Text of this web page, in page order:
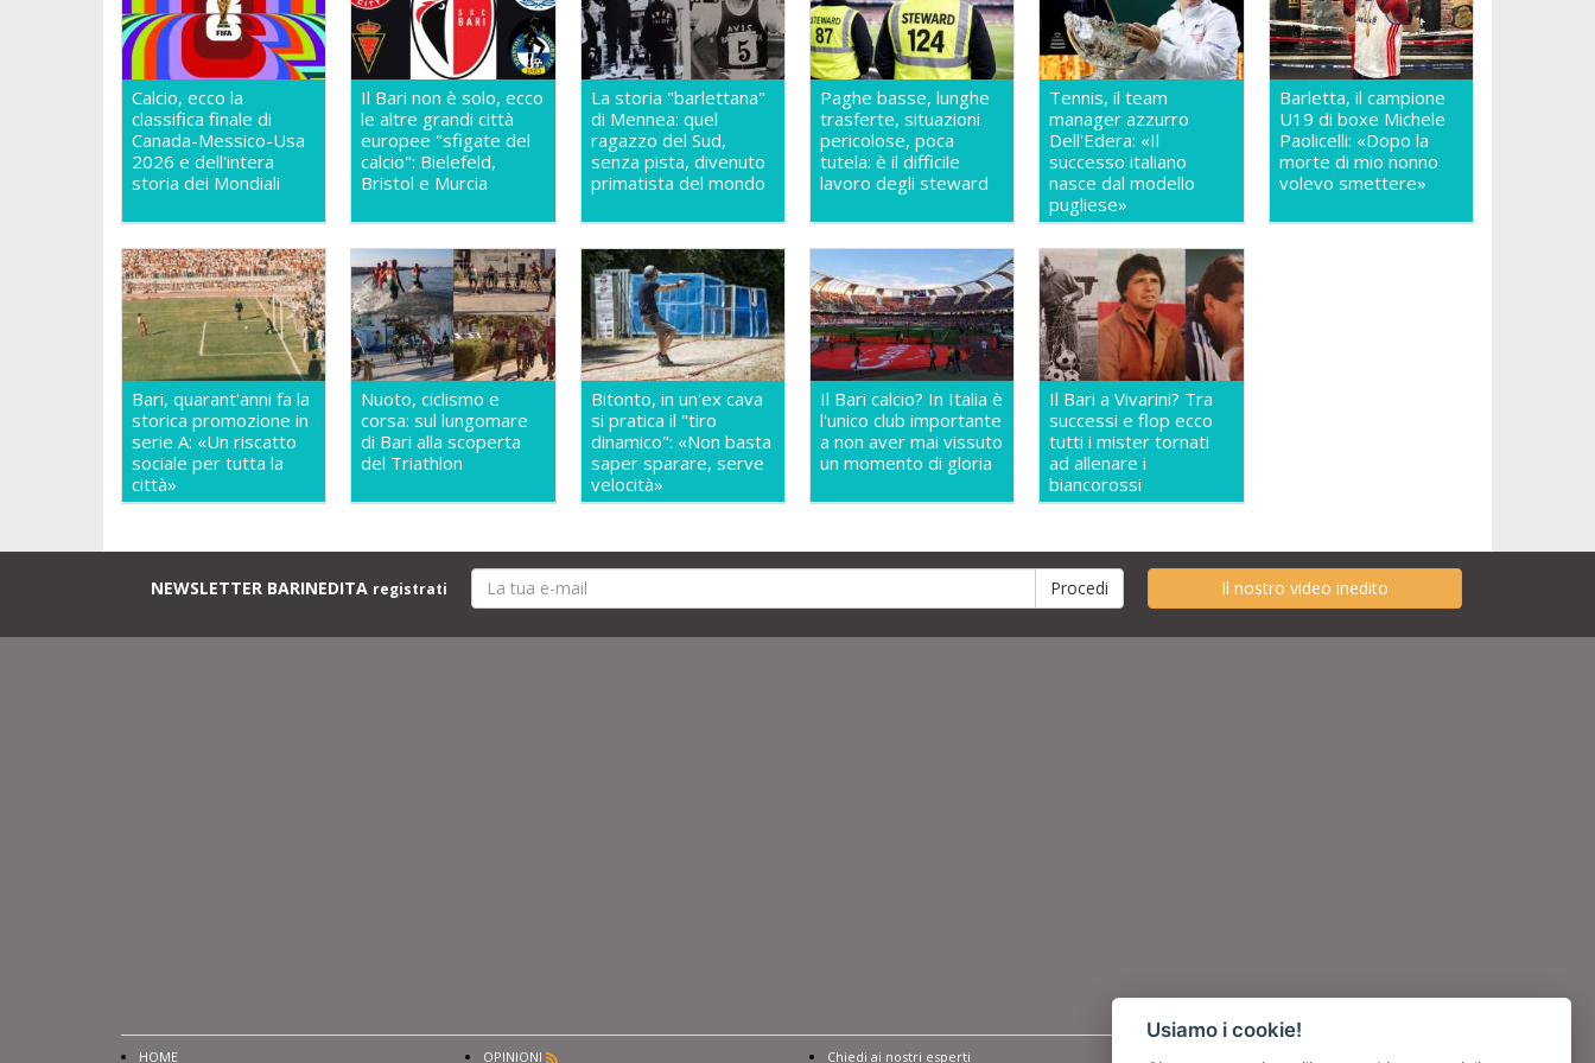
Calcio, ecco la
classifica finale di
Canada-Messico-Usa
2026 e dell'intera
storia dei Mondiali
Il Bari non è solo, ecco
le altre grandi città
europee "sfigate del
calcio": Bielefeld,
Bristol e Murcia
La storia "barlettana"
di Mennea: quel
ragazzo del Sud,
senza pista, divenuto
primatista del mondo
Paghe basse, lunghe
trasferte, situazioni
pericolose, poca
tutela: è il difficile
lavoro degli steward
Tennis, il team
manager azzurro
Dell'Edera: «Il
successo italiano
nasce dal modello
pugliese»
Barletta, il campione
U19 di boxe Michele
Paolicelli: «Dopo la
morte di mio nonno
volevo smettere»
Bari, quarant'anni fa la
storica promozione in
serie A: «Un riscatto
sociale per tutta la
città»
Nuoto, ciclismo e
corsa: sul lungomare
di Bari alla scoperta
del Triathlon
Bitonto, in un'ex cava
si pratica il "tiro
dinamico": «Non basta
saper sparare, serve
velocità»
Il Bari calcio? In Italia è
l'unico club importante
a non aver mai vissuto
un momento di gloria
Il Bari a Vivarini? Tra
successi e flop ecco
tutti i mister tornati
ad allenare i
biancorossi
NEWSLETTER BARINEDITA registrati Il nostro video inedito
HOME OPINIONI Chiedi ai nostri esperti
Usiamo i cookie!